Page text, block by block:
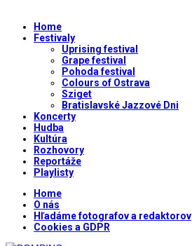
Home
Festivaly
Uprising festival
Grape festival
Pohoda festival
Colours of Ostrava
Sziget
Bratislavské Jazzové Dni
Koncerty
Hudba
Kultúra
Rozhovory
Reportáže
Playlisty
Home
O nás
Hľadáme fotografov a redaktorov
Cookies a GDPR